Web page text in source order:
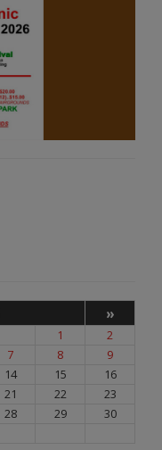
»
1
2
7 8
9
14 15
16
21 22
23
28 29
30